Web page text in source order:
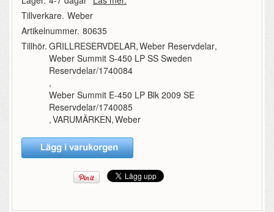
Tillverkare. Weber
Artikelnummer. 80635
Tillhör. GRILLRESERVDELAR,Weber Reservdelar,
Weber Summit S-450 LP SS Sweden
Reservdelar/1740084
,
Weber Summit E-450 LP Blk 2009 SE
Reservdelar/1740085
,VARUMÄRKEN,Weber